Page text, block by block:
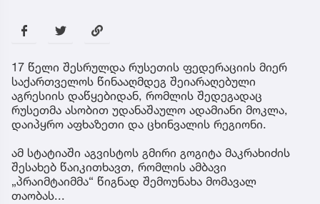
17 წელი შესრულდა რუსეთის ფედერაციის მიერ
საქართველოს წინააღმდეგ შეიარაღებული
აგრესიის დაწყებიდან, რომლის შედეგადაც
რუსეთმა ასობით უდანაშაულო ადამიანი მოკლა,
დაიპყრო აფხაზეთი და ცხინვალის რეგიონი.
ამ სტატიაში აგვისტოს გმირი გოგიტა მაკრახიძის
შესახებ წაიკითხავთ, რომლის ამბავი
„პრაიმტაიმმა“ წიგნად შემოუნახა მომავალ
თაობას...